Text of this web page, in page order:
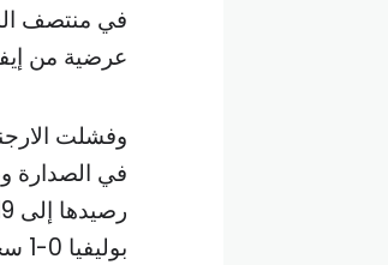
في منتصف
عرضية من
وفشلت
بوليفيا 0-1 سجله ميغيليتو في الدقيقة 58.